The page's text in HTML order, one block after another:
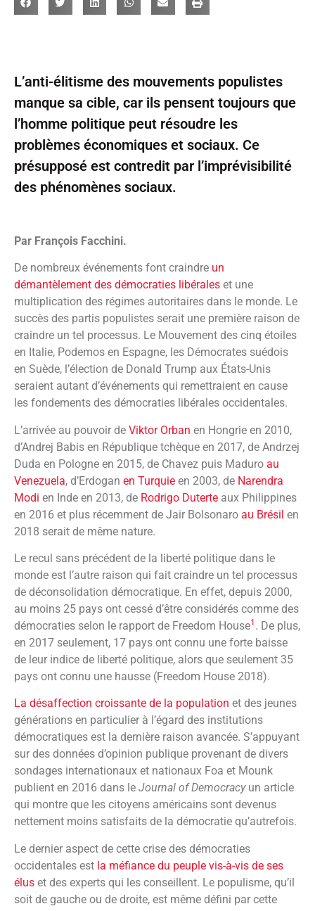
L’anti-élitisme des mouvements populistes
manque sa cible, car ils pensent toujours que
l’homme politique peut résoudre les
problèmes économiques et sociaux. Ce
présupposé est contredit par l’imprévisibilité
des phénomènes sociaux.
Par François Facchini.
De nombreux événements font craindre un
démantèlement des démocraties libérales et une
multiplication des régimes autoritaires dans le monde. Le
succès des partis populistes serait une première raison de
craindre un tel processus. Le Mouvement des cinq étoiles
en Italie, Podemos en Espagne, les Démocrates suédois
en Suède, l’élection de Donald Trump aux États-Unis
seraient autant d’événements qui remettraient en cause
les fondements des démocraties libérales occidentales.
L’arrivée au pouvoir de Viktor Orban en Hongrie en 2010,
d’Andrej Babis en République tchèque en 2017, de Andrzej
Duda en Pologne en 2015, de Chavez puis Maduro au
Venezuela, d’Erdogan en Turquie en 2003, de Narendra
Modi en Inde en 2013, de Rodrigo Duterte aux Philippines
en 2016 et plus récemment de Jair Bolsonaro au Brésil en
2018 serait de même nature.
Le recul sans précédent de la liberté politique dans le
monde est l’autre raison qui fait craindre un tel processus
de déconsolidation démocratique. En effet, depuis 2000,
au moins 25 pays ont cessé d’être considérés comme des
démocraties selon le rapport de Freedom House1 . De plus,
en 2017 seulement, 17 pays ont connu une forte baisse
de leur indice de liberté politique, alors que seulement 35
pays ont connu une hausse (Freedom House 2018).
La désaffection croissante de la population et des jeunes
générations en particulier à l’égard des institutions
démocratiques est la dernière raison avancée. S’appuyant
sur des données d’opinion publique provenant de divers
sondages internationaux et nationaux Foa et Mounk
publient en 2016 dans le Journal of Democracyun article
qui montre que les citoyens américains sont devenus
nettement moins satisfaits de la démocratie qu’autrefois.
Le dernier aspect de cette crise des démocraties
occidentales est la méfiance du peuple vis-à-vis de ses
élus et des experts qui les conseillent. Le populisme, qu’il
soit de gauche ou de droite, est même défini par cette